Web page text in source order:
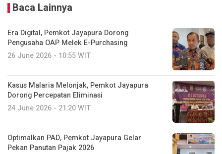
Baca Lainnya
Era Digital, Pemkot Jayapura Dorong
Pengusaha OAP Melek E-Purchasing
26 June 2026 - 10:55 WIT
Kasus Malaria Melonjak, Pemkot Jayapura
Dorong Percepatan Eliminasi
24 June 2026 - 21:20 WIT
Optimalkan PAD, Pemkot Jayapura Gelar
Pekan Panutan Pajak 2026